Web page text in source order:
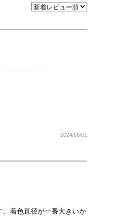
2024/08/01
着色直径が一番大きいか